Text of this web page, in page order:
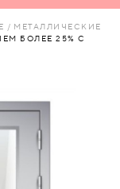
МЕТАЛЛИЧЕСКИЕ
БОЛЕЕ 25% С